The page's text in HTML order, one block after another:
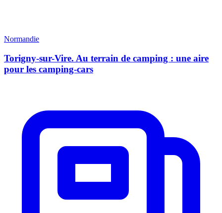
Normandie
Torigny-sur-Vire. Au terrain de camping : une aire
pour les camping-cars